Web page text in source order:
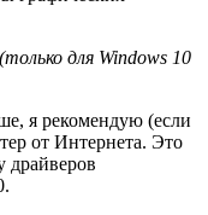
для Windows 10
я рекомендую (если
от Интернета. Это
драйверов